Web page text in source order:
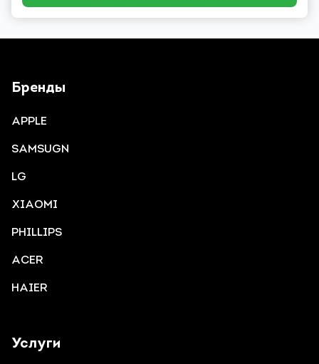
Услуги
Бренды
APPLE
SAMSUGN
LG
XIAOMI
PHILLIPS
ACER
HAIER